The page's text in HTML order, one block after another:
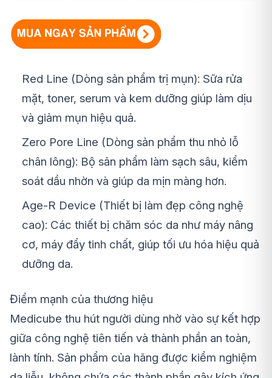
Red Line (Dòng sản phẩm trị mụn): Sữa rửa
mặt, toner, serum và kem dưỡng giúp làm dịu
và giảm mụn hiệu quả.
Zero Pore Line (Dòng sản phẩm thu nhỏ lỗ
chân lông): Bộ sản phẩm làm sạch sâu, kiểm
soát dầu nhờn và giúp da mịn màng hơn.
Age-R Device (Thiết bị làm đẹp công nghệ
cao): Các thiết bị chăm sóc da như máy nâng
cơ, máy đẩy tinh chất, giúp tối ưu hóa hiệu quả
dưỡng da.
Điểm mạnh của thương hiệu
Medicube thu hút người dùng nhờ vào sự kết hợp
giữa công nghệ tiên tiến và thành phần an toàn,
lành tính. Sản phẩm của hãng được kiểm nghiệm